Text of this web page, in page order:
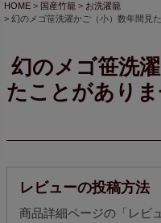
HOME 国産竹籠
お洗濯籠
幻のメゴ笹洗濯かご（小）数年間見
幻のメゴ笹洗
たことがあり
レビューの投稿方法
商品詳細ページの「レビ